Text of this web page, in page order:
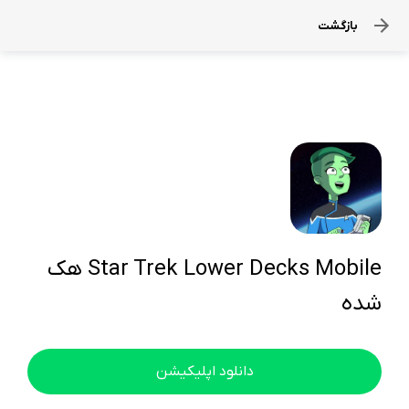
بازگشت
Star Trek Lower Decks Mobile هک
شده
دانلود اپلیکیشن